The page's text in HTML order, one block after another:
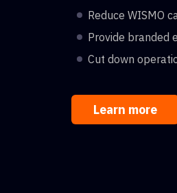
Reduce WISMO
Provide branded
Cut down
Learn more